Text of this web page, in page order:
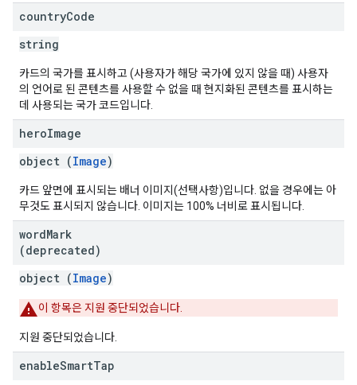
countryCode
string
카드의 국가를 표시하고 (사용자가 해당 국가에 있지 않을 때) 사용자
의 언어로 된 콘텐츠를 사용할 수 없을 때 현지화된 콘텐츠를 표시하는
데 사용되는 국가 코드입니다.
heroImage
object (Image)
카드 앞면에 표시되는 배너 이미지(선택사항)입니다. 없을 경우에는 아
무것도 표시되지 않습니다. 이미지는 100% 너비로 표시됩니다.
wordMark
(deprecated)
object (Image)
이 항목은 지원 중단되었습니다.
지원 중단되었습니다.
enableSmartTap